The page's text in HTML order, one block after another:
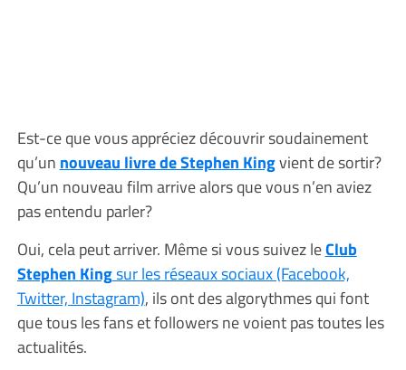
Est-ce que vous appréciez découvrir soudainement
qu’un nouveau livre de Stephen Kingvient de sortir?
Qu’un nouveau film arrive alors que vous n’en aviez
pas entendu parler?
Oui, cela peut arriver. Même si vous suivez leClub
Stephen Kingsur les réseaux sociaux (Facebook,
Twitter, Instagram), ils ont des algorythmes qui font
que tous les fans et followers ne voient pas toutes les
actualités.